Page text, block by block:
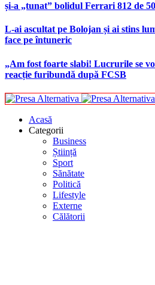
și-a „tunat” bolidul Ferrari 812 de
L-ai ascultat pe Bolojan și ai stins
face pe întuneric
„Am fost foarte slabi! Lucrurile se
reacție furibundă după FCSB
Acasă
Categorii
Business
Știință
Sport
Sănătate
Politică
Lifestyle
Externe
Călătorii